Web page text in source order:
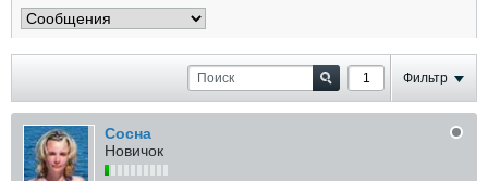
Фильтр
Сосна
Новичок